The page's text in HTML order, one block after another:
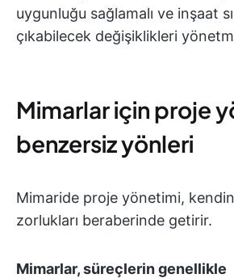
uygunluğu sağlamalı ve inşaat
çıkabilecek değişiklikleri
Mimarlar için proje
benzersiz yönleri
Mimaride proje yönetimi,
zorlukları beraberinde getirir.
Mimarlar, süreçlerin genellikle